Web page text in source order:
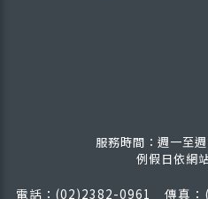
服務時間：週一至
例假日依網
電話：(02)2382-0961 傳真